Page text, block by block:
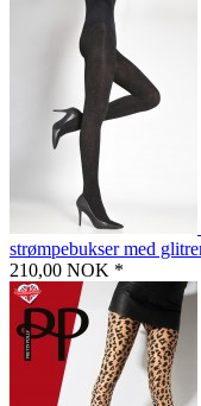
strømpebukser med
210,00 NOK *